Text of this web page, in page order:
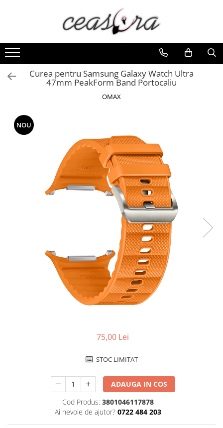
Toate Produsele
Baterii
AA, AAA, 9V
Accesorii baterii
Butoni
CR 3V
Ceasuri Accurist
Ceasuri Casio
Ceasuri Daniel Klein
Ceasuri Q&Q Attractive
Ceasuri Reflex
Ceasuri Sekonda
Ceasuri Timberland
Curele Ceasuri
Curele Apple Watch
Curea pentru Samsung Galaxy Watch Ultra
47mm PeakForm Band Portocaliu
OMAX
NOU
75,00 Lei
STOC LIMITAT
ADAUGA IN COS
Cod Produs: 3801046117878
Ai nevoie de ajutor? 0722 484 203